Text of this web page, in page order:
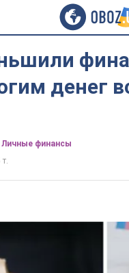
денег
Личные финансы
т.